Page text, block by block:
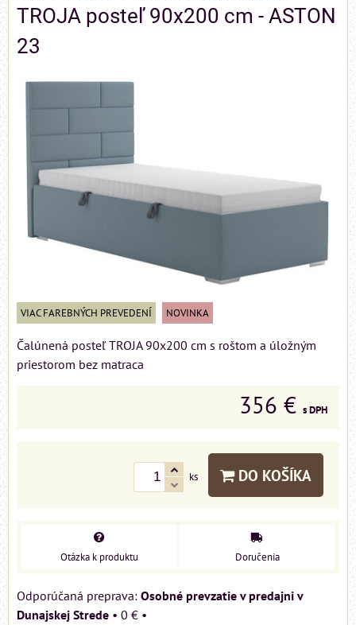
TROJA posteľ 90x200 cm - ASTON
23
VIAC FAREBNÝCH PREVEDENÍ NOVINKA
Čalúnená posteľ TROJA 90x200 cm s roštom a úložným
priestorom bez matraca
356 € s DPH
ks DO KOŠÍKA
Otázka k produktu Doručenia
Osobné prevzatie v predajni v
Dunajskej Strede • 0 € •